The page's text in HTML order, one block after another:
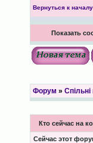
Вернуться к началу
Показать
Форум »
Кто сейчас на
Сейчас этот